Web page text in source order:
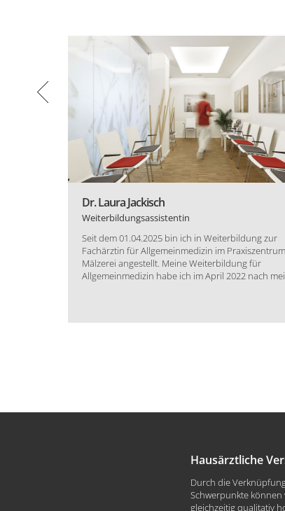
Dr. Laura Jackisch
Weiterbildungsassistentin
Seit dem 01.04.2025 bin ich in Weiterbildung zur
Fachärztin für Allgemeinmedizin im
Mälzerei angestellt. Meine Weiterbildung für
Allgemeinmedizin habe ich im April 2022 nach
Hausärztliche
Durch die
Schwerpunkte
gleichzeitig qualitativ